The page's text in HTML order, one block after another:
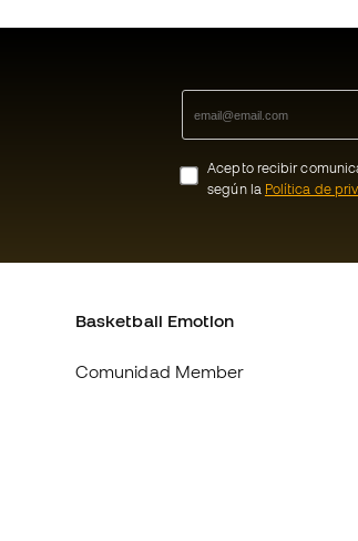
Acepto recibir
según la Política de
Basketball Emotion
Comunidad Member